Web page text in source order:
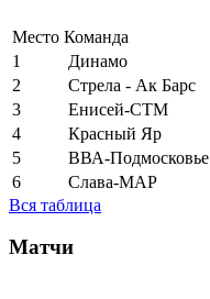
Место Команда
1
Динамо
2
Стрела - Ак Барс
3
Енисей-СТМ
4
Красный Яр
5
ВВА-Подмосковье
6
Слава-МАР
Вся таблица
Матчи